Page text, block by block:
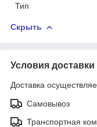
Тип
Скрыть
Условия доставки
Доставка
Самовывоз
Транспортная